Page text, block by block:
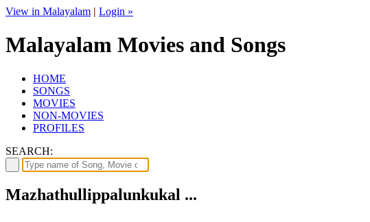
View in Malayalam | Login »
Malayalam Movies and Songs
HOME
SONGS
MOVIES
NON-MOVIES
PROFILES
SEARCH:
Mazhathullippalunkukal ...